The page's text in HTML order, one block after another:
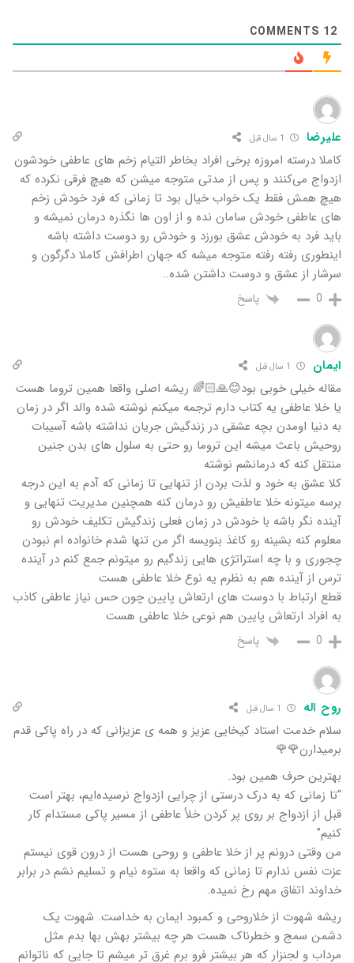
12
علیرضا
کاملا درسته امروزه برخی افراد بخاطر التیام زخم های عاطفی خودشون
ازدواج می‌کنند و پس از مدتی متوجه میشن که هیچ فرقی نکرده که
هیچ همش فقط یک خواب خیال بود تا زمانی که فرد خودش زخم
های عاطفی خودش سامان نده و از اون ها نگذره درمان نمیشه و
باید فرد به خودش عشق بورزد و خودش رو دوست داشته باشه
اینطوری رفته رفته متوجه میشه که جهان اطرافش کاملا دگرگون و
سرشار از عشق و دوست داشتن شده..
0 پاسخ
ایمان
مقاله خیلی خوبی بود😊🙏🏻🌈 ریشه اصلی واقعا همین تروما هست
یا خلا عاطفی یه کتاب دارم ترجمه میکنم نوشته شده والد اگر در زمان
به دنیا اومدن بچه عشقی در زندگیش جریان نداشته باشه آسیبات
روحیش باعث میشه این تروما رو حتی به سلول های بدن جنین
منتقل کنه که درمانشم نوشته
کلا عشق به خود و لذت بردن از تنهایی تا زمانی که آدم به این درجه
برسه میتونه خلا عاطفیش رو درمان کنه همچنین مدیریت تنهایی و
آینده نگر باشه با خودش در زمان فعلی زندگیش تکلیف خودش رو
معلوم کنه بشینه رو کاغذ بنویسه اگر من تنها شدم خانواده ام نبودن
چجوری و با چه استراتژی هایی زندگیم رو میتونم جمع کنم در آینده
ترس از آینده هم به نظرم یه نوع خلا عاطفی هست
قطع ارتباط با دوست های ارتعاش پایین چون حس نیاز عاطفی کاذب
به افراد ارتعاش پایین هم نوعی خلا عاطفی هست
0 پاسخ
روح اله
سلام خدمت استاد کیخایی عزیز و همه ی عزیزانی که در راه پاکی قدم
برمیدارن🌹🌹
بهترین حرف همین بود.
“تا زمانی که به درک درستی از چرایی ازدواج نرسیده‌ایم، بهتر است
قبل از ازدواج بر روی پر کردن خلأ عاطفی از مسیر پاکی مستدام کار
کنیم”
من وقتی درونم پر از خلا عاطفی و روحی هست از درون قوی نیستم
عزت نفس ندارم تا زمانی که واقعا به ستوه نیام و تسلیم نشم در برابر
خداوند اتفاق مهم رخ نمیده‌.
ریشه شهوت از خلاروحی و کمبود ایمان به خداست. شهوت یک
دشمن سمج و خطرناک هست هر چه بیشتر بهش بها بدم مثل
مرداب و لجنزار که هر بیشتر فرو برم غرق تر میشم تا جایی که ناتوانم